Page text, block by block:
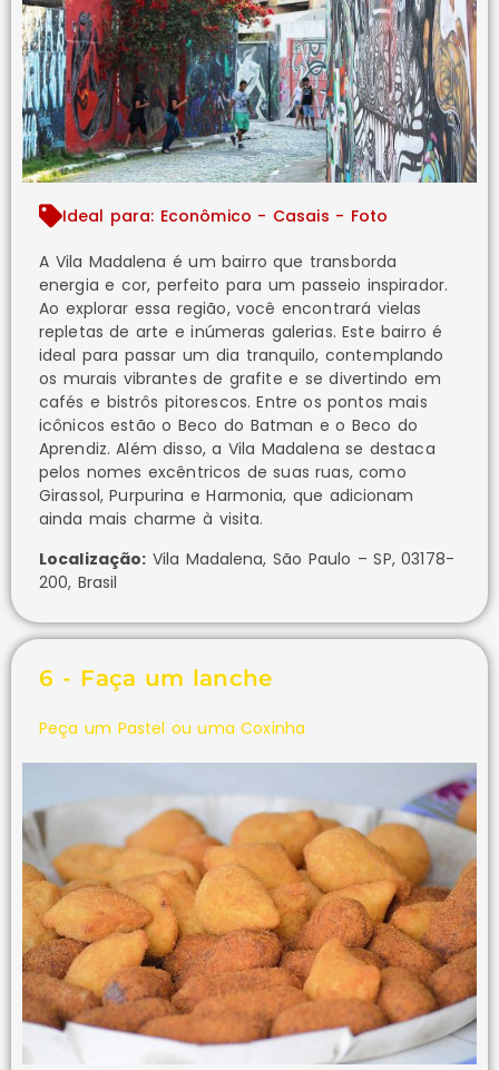
Ideal para: Econômico - Casais - Foto
A Vila Madalena é um bairro que transborda
energia e cor, perfeito para um passeio inspirador.
Ao explorar essa região, você encontrará vielas
repletas de arte e inúmeras galerias. Este bairro é
ideal para passar um dia tranquilo, contemplando
os murais vibrantes de grafite e se divertindo em
cafés e bistrôs pitorescos. Entre os pontos mais
icônicos estão o Beco do Batman e o Beco do
Aprendiz. Além disso, a Vila Madalena se destaca
pelos nomes excêntricos de suas ruas, como
Girassol, Purpurina e Harmonia, que adicionam
ainda mais charme à visita.
Localização: Vila Madalena, São Paulo – SP, 03178-
200, Brasil
6 - Faça um lanche
Peça um Pastel ou uma Coxinha